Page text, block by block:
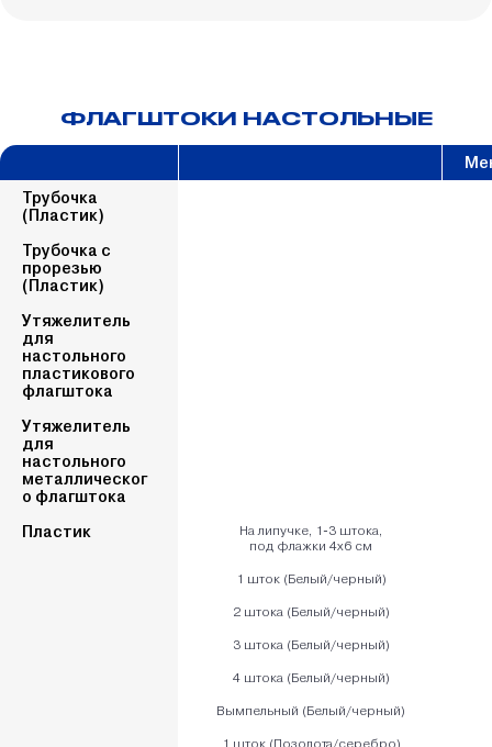
ФЛАГШТОКИ НАСТОЛЬНЫЕ
Трубочка
(Пластик)
Трубочка с
прорезью
(Пластик)
Утяжелитель
для
настольного
пластикового
флагштока
Утяжелитель
для
настольного
металлическог
о флагштока
Пластик
На липучке, 1-3 штока,
под флажки 4х6 см
1 шток (Белый/черный)
2 штока (Белый/черный)
3 штока (Белый/черный)
4 штока (Белый/черный)
Вымпельный (Белый/черный)
1 шток (Позолота/серебро)